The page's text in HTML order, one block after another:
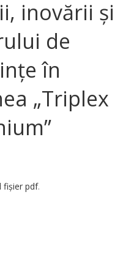
inovării și
de
în
„Triplex
fișier pdf.